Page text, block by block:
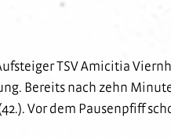
TSV Amicitia
Bereits nach zehn
Vor dem Pausenpfiff